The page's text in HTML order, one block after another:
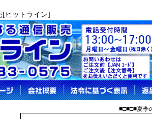
[ヒットライン]
■□■□■夏季